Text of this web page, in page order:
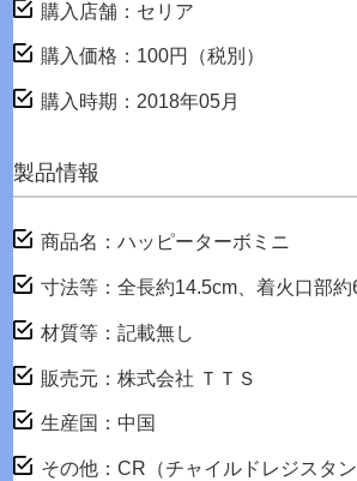
購入店舗：セリア
購入価格：100円（税別）
購入時期：2018年05月
製品情報
商品名：ハッピーターボミニ
寸法等：全長約14.5cm、着火口部約
材質等：記載無し
販売元：株式会社 ＴＴＳ
生産国：中国
その他：CR（チャイルドレジスタ